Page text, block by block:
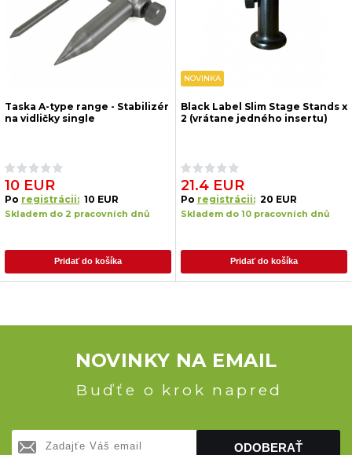
Taska A-type range - Stabilizér
na vidličky single
10 EUR
Po registrácii: 10 EUR
Skladem do 2 pracovních dnů
Pridať do košíka
NOVINKA
Black Label Slim Stage Stands x
2 (vrátane jedného insertu)
21.4 EUR
Po registrácii: 20 EUR
Skladem do 10 pracovních dnů
Pridať do košíka
NOVINKY NA EMAIL
Buďťe o krok napred
ODOBERAŤ